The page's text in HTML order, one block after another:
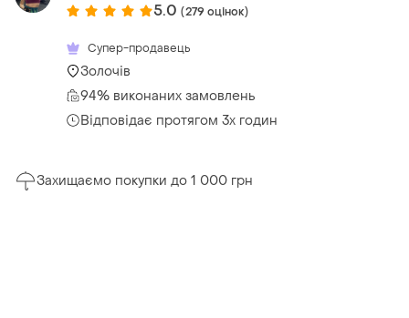
5.0 (279 оцінок)
Супер-продавець
Золочів
94% виконаних замовлень
Відповідає протягом 3х годин
Захищаємо покупки до 1 000 грн